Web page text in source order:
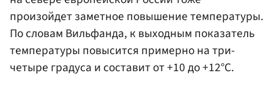
произойдет заметное повышение температуры.
По словам Вильфанда, к выходным показатель
температуры повысится примерно на три-
четыре градуса и составит от +10 до +12°С.